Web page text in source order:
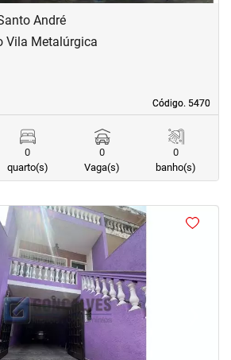
André
Código. 5470
Código. 5470
Vila Metalúrgica
0
quarto(s)
0
Vaga(s)
0
banho(s)